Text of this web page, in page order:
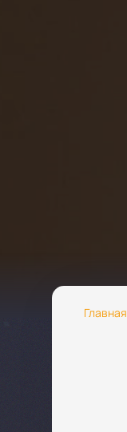
Главная